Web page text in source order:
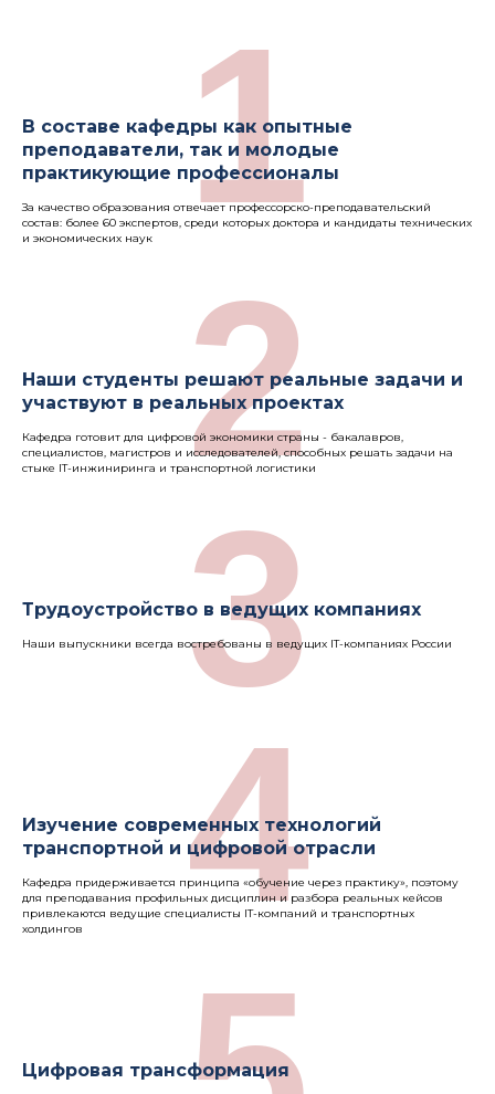
В составе кафедры как опытные
преподаватели, так и молодые
практикующие профессионалы
За качество образования отвечает профессорско-преподавательский
состав: более 60 экспертов, среди которых доктора и кандидаты технических
и экономических наук
1
Наши студенты решают реальные задачи и
участвуют в реальных проектах
Кафедра готовит для цифровой экономики страны - бакалавров,
специалистов, магистров и исследователей, способных решать задачи на
стыке IT-инжиниринга и транспортной логистики
2
Трудоустройство в ведущих компаниях
Наши выпускники всегда востребованы в ведущих IT-компаниях России
3
Изучение современных технологий
транспортной и цифровой отрасли
Кафедра придерживается принципа «обучение через практику», поэтому
для преподавания профильных дисциплин и разбора реальных кейсов
привлекаются ведущие специалисты IT-компаний и транспортных
холдингов
4
Цифровая трансформация